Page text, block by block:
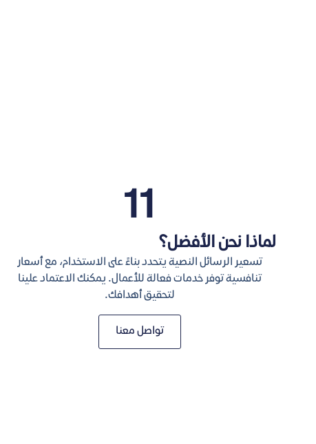
12
لماذا نحن الأفضل؟
تسعير الرسائل النصية يتحدد بناءً على الاستخدام، مع أسعار
تنافسية توفر خدمات فعالة للأعمال. يمكنك الاعتماد علينا
لتحقيق أهدافك.
تواصل معنا